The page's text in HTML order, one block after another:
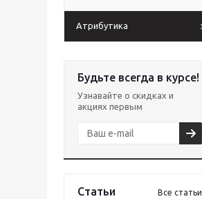
Атрибутика
Будьте всегда в курсе!
Узнавайте о скидках и
акциях первым
Статьи Все статьи